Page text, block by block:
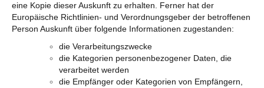
eine Kopie dieser Auskunft zu erhalten. Ferner hat der
Europäische Richtlinien- und Verordnungsgeber der betroffenen
Person Auskunft über folgende Informationen zugestanden:
die Verarbeitungszwecke
die Kategorien personenbezogener Daten, die
verarbeitet werden
die Empfänger oder Kategorien von Empfängern,